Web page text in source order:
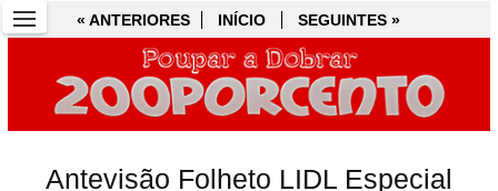
« ANTERIORES INÍCIO SEGUINTES »
Antevisão Folheto LIDL Especial
« ANTERIORES INÍCIO SEGUINTES »